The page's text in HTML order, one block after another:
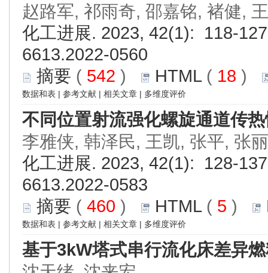
赵路军, 祁雨奇, 邵嘉铭, 褚健,
化工进展. 2023, 42(1): 118-
6613.2022-0560
摘要 ( 542 ) HTML( 18 )
数据和表 | 参考文献 | 相关文章 | 多维度评价
不同位置射流强化螺旋通道传
李雅侠, 韩泽民, 王凯, 张平, 张
化工进展. 2023, 42(1): 128-
6613.2022-0583
摘要 ( 460 ) HTML( 5 )
数据和表 | 参考文献 | 相关文章 | 多维度评价
基于3kW塔式串行流化床差异